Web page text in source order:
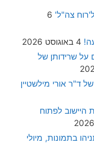
צה"ל' 6
4 באוגוסט 2026
על שרידותן של
ד"ר אורי מילשטיין
היישוב לפתוח
בתמונות, מיולי